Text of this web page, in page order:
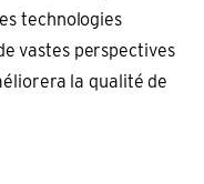
technologies
vastes perspectives
la qualité de